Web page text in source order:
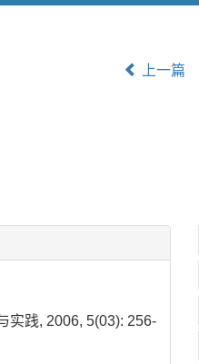
上一篇
实践, 2006, 5(03): 256-